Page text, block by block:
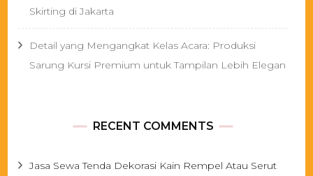
Skirting di Jakarta
Detail yang Mengangkat Kelas Acara: Produksi
Sarung Kursi Premium untuk Tampilan Lebih Elegan
RECENT COMMENTS
Jasa Sewa Tenda Dekorasi Kain Rempel Atau Serut